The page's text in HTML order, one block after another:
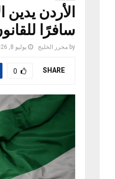
الأردن يدين
سافرًا
by محرر الخليج يوليو 8, 2026
SHARE
0